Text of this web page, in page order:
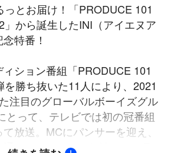
とお届け！「PRODUCE 101
」から誕生したINI（アイエヌア
特番！
ション番組「PRODUCE 101
を勝ち抜いた11人により、2021
注目のグローバルボーイズグル
とって、テレビでは初の冠番組
放送。MCにパンサーを迎え、
通してメンバーの個性やまだ見ぬ